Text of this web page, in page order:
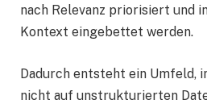
nach Relevanz priorisiert und
Kontext eingebettet werden.
Dadurch entsteht ein Umfeld,
nicht auf unstrukturierten